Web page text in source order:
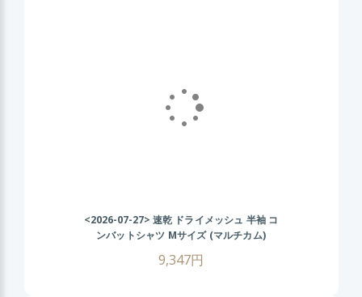
<2026-07-27> 速乾 ドライメッシュ 半袖 コ
ンバットシャツ Mサイズ (マルチカム)
抜群 戦闘服 サバゲー装備 サバイバルゲーム
9,347円